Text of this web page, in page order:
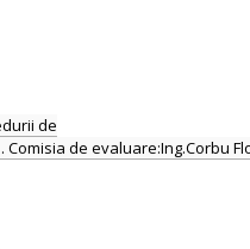
de
Comisia de evaluare:Ing.Corbu